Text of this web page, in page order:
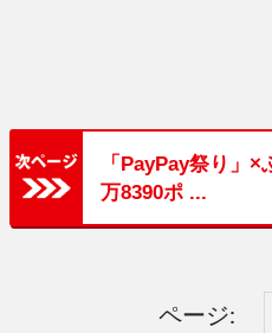
「PayPay祭り」
万8390ポ ...
ページ: